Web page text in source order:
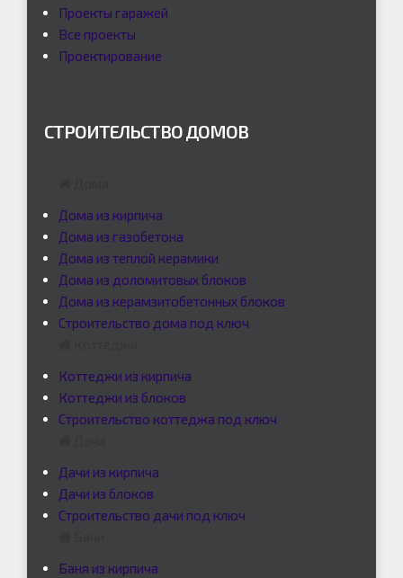
Проекты гаражей
Все проекты
Проектирование
СТРОИТЕЛЬСТВО ДОМОВ
Дома из кирпича
Дома из газобетона
Дома из теплой керамики
Дома из доломитовых блоков
Дома из керамзитобетонных блоков
Строительство дома под ключ
Коттеджи из кирпича
Коттеджи из блоков
Строительство коттеджа под ключ
Дачи из кирпича
Дачи из блоков
Строительство дачи под ключ
Баня из кирпича